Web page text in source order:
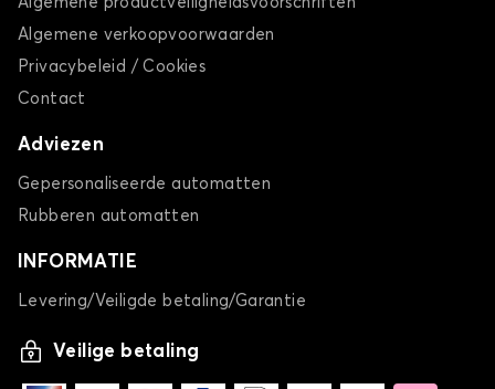
Algemene verkoopvoorwaarden
Privacybeleid / Cookies
Contact
Adviezen
Gepersonaliseerde automatten
Rubberen automatten
INFORMATIE
Levering/Veiligde betaling/Garantie
Veilige betaling